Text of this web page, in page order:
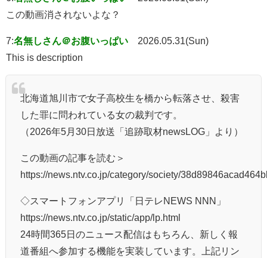
この動画消されないよな？
7:名無しさん＠お腹いっぱい
2026.05.31(Sun)
This is description
北海道旭川市で女子高校生を橋から転落させ、殺害
した罪に問われている女の裁判です。
（2026年5月30日放送「追跡取材newsLOG」より）
この動画の記事を読む＞
https://news.ntv.co.jp/category/society/
◇スマートフォンアプリ「日テレNEWS NNN」
https://news.ntv.co.jp/static/app/lp.html
24時間365日のニュース配信はもちろん、新しく報
道番組へ参加する機能を実装しています。上記リン